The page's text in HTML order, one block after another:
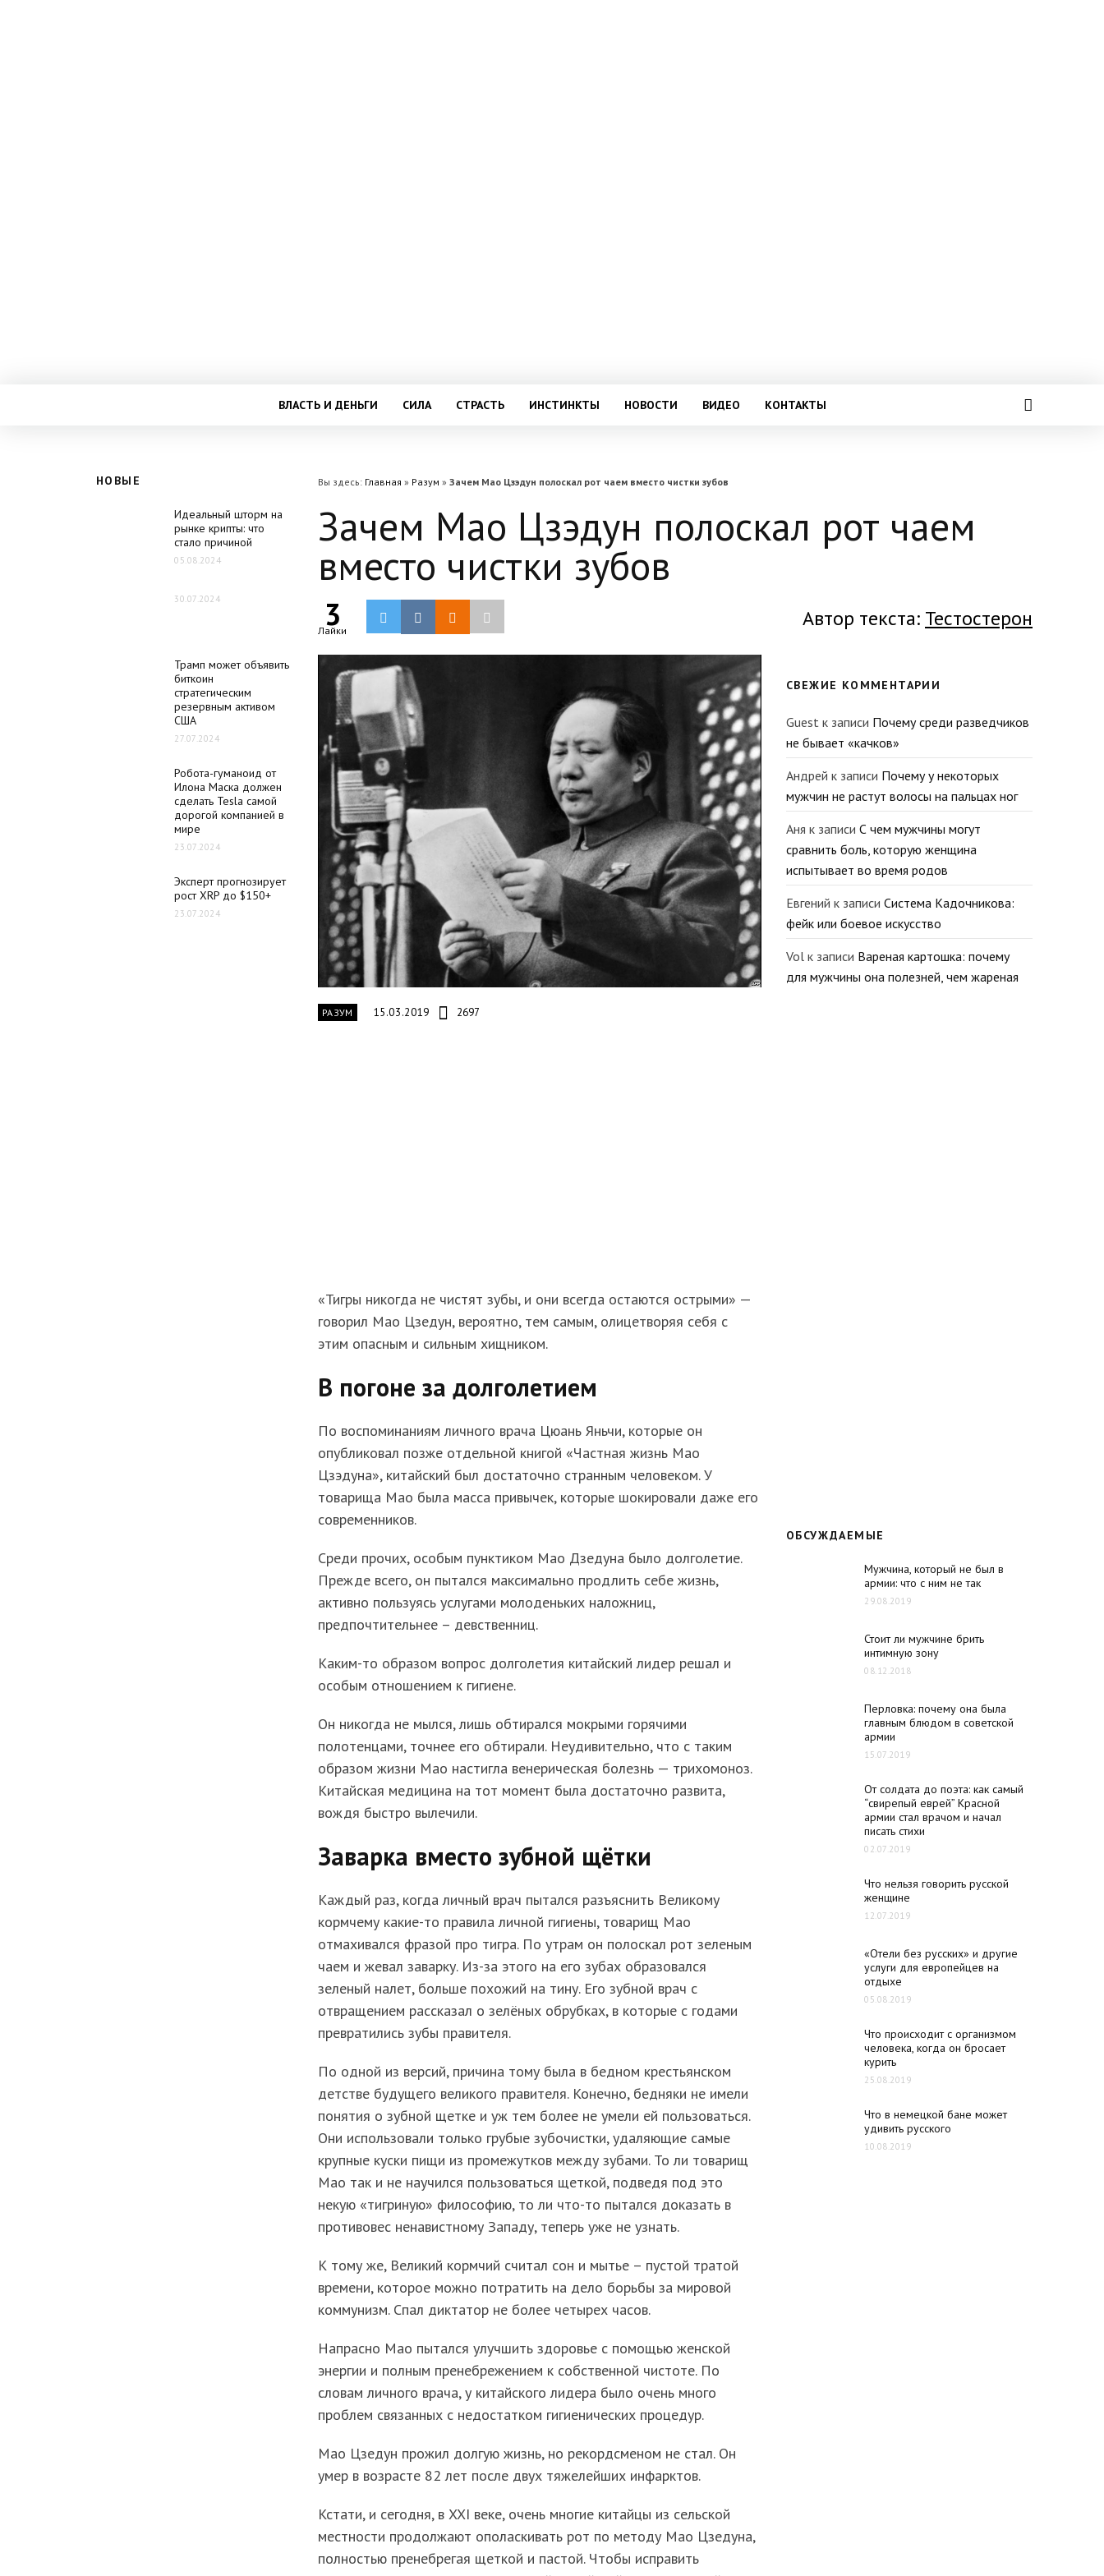
ВЛАСТЬ И ДЕНЬГИ СИЛА СТРАСТЬ ИНСТИНКТЫ НОВОСТИ ВИДЕО КОНТАКТЫ
НОВЫЕ
Идеальный шторм на
рынке крипты: что
стало причиной
05.08.2024
30.07.2024
Трамп может объявить
биткоин
стратегическим
резервным активом
США
27.07.2024
Робота-гуманоид от
Илона Маска должен
сделать Tesla самой
дорогой компанией в
мире
23.07.2024
Эксперт прогнозирует
рост XRP до $150+
23.07.2024
Вы здесь: Главная » Разум » Зачем Мао Цзэдун полоскал рот чаем вместо чистки зубов
Зачем Мао Цзэдун полоскал рот чаем
вместо чистки зубов
3
Лайки Автор текста: Тестостерон
РАЗУМ 15.03.2019 2697
«Тигры никогда не чистят зубы, и они всегда остаются острыми» —
говорил Мао Цзедун, вероятно, тем самым, олицетворяя себя с
этим опасным и сильным хищником.
В погоне за долголетием
По воспоминаниям личного врача Цюань Яньчи, которые он
опубликовал позже отдельной книгой «Частная жизнь Мао
Цзэдуна», китайский был достаточно странным человеком. У
товарища Мао была масса привычек, которые шокировали даже его
современников.
Среди прочих, особым пунктиком Мао Дзедуна было долголетие.
Прежде всего, он пытался максимально продлить себе жизнь,
активно пользуясь услугами молоденьких наложниц,
предпочтительнее – девственниц.
Каким-то образом вопрос долголетия китайский лидер решал и
особым отношением к гигиене.
Он никогда не мылся, лишь обтирался мокрыми горячими
полотенцами, точнее его обтирали. Неудивительно, что с таким
образом жизни Мао настигла венерическая болезнь — трихомоноз.
Китайская медицина на тот момент была достаточно развита,
вождя быстро вылечили.
Заварка вместо зубной щётки
Каждый раз, когда личный врач пытался разъяснить Великому
кормчему какие-то правила личной гигиены, товарищ Мао
отмахивался фразой про тигра. По утрам он полоскал рот зеленым
чаем и жевал заварку. Из-за этого на его зубах образовался
зеленый налет, больше похожий на тину. Его зубной врач с
отвращением рассказал о зелёных обрубках, в которые с годами
превратились зубы правителя.
По одной из версий, причина тому была в бедном крестьянском
детстве будущего великого правителя. Конечно, бедняки не имели
понятия о зубной щетке и уж тем более не умели ей пользоваться.
Они использовали только грубые зубочистки, удаляющие самые
крупные куски пищи из промежутков между зубами. То ли товарищ
Мао так и не научился пользоваться щеткой, подведя под это
некую «тигриную» философию, то ли что-то пытался доказать в
противовес ненавистному Западу, теперь уже не узнать.
К тому же, Великий кормчий считал сон и мытье – пустой тратой
времени, которое можно потратить на дело борьбы за мировой
коммунизм. Спал диктатор не более четырех часов.
Напрасно Мао пытался улучшить здоровье с помощью женской
энергии и полным пренебрежением к собственной чистоте. По
словам личного врача, у китайского лидера было очень много
проблем связанных с недостатком гигиенических процедур.
Мао Цзедун прожил долгую жизнь, но рекордсменом не стал. Он
умер в возрасте 82 лет после двух тяжелейших инфарктов.
Кстати, и сегодня, в XXI веке, очень многие китайцы из сельской
местности продолжают ополаскивать рот по методу Мао Цзедуна,
полностью пренебрегая щеткой и пастой. Чтобы исправить
СВЕЖИЕ КОММЕНТАРИИ
Guest к записи Почему среди разведчиков
не бывает «качков»
Андрей к записи Почему у некоторых
мужчин не растут волосы на пальцах ног
Аня к записи С чем мужчины могут
сравнить боль, которую женщина
испытывает во время родов
Евгений к записи Система Кадочникова:
фейк или боевое искусство
Vol к записи Вареная картошка: почему
для мужчины она полезней, чем жареная
ОБСУЖДАЕМЫЕ
Мужчина, который не был в
армии: что с ним не так
29.08.2019
Стоит ли мужчине брить
интимную зону
08.12.2018
Перловка: почему она была
главным блюдом в советской
армии
15.07.2019
От солдата до поэта: как самый
“свирепый еврей” Красной
армии стал врачом и начал
писать стихи
02.07.2019
Что нельзя говорить русской
женщине
12.07.2019
«Отели без русских» и другие
услуги для европейцев на
отдыхе
05.08.2019
Что происходит с организмом
человека, когда он бросает
курить
25.08.2019
Что в немецкой бане может
удивить русского
10.08.2019